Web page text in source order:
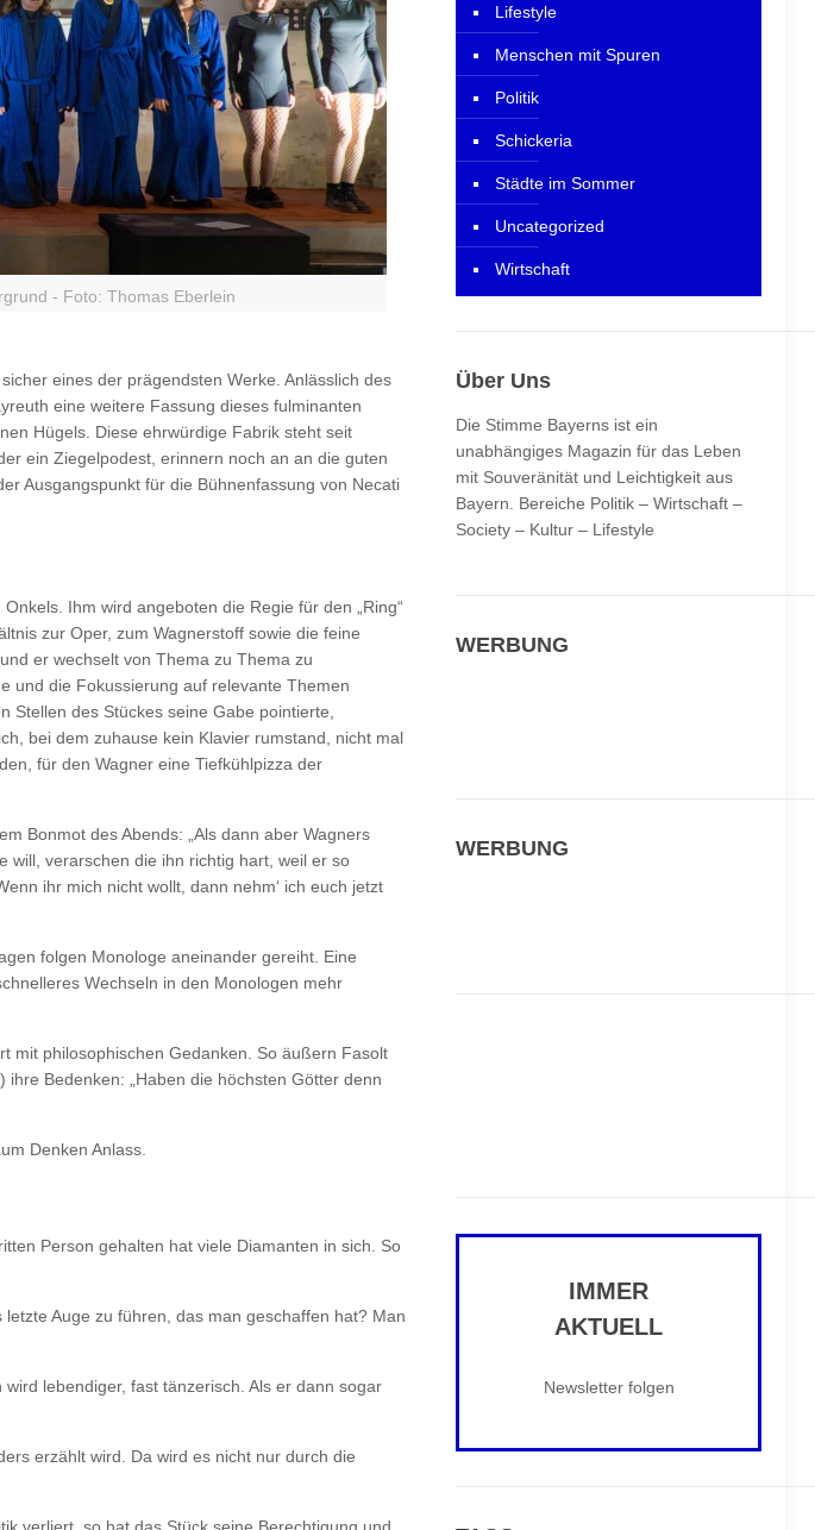
- Foto: Thomas Eberlein
eines der prägendsten Werke. Anlässlich des
eine weitere Fassung dieses fulminanten
Hügels. Diese ehrwürdige Fabrik steht seit
ein Ziegelpodest, erinnern noch an an die guten
Ausgangspunkt für die Bühnenfassung von Necati
Ihm wird angeboten die Regie für den „Ring“
zur Oper, zum Wagnerstoff sowie die feine
er wechselt von Thema zu Thema zu
und die Fokussierung auf relevante Themen
Stellen des Stückes seine Gabe pointierte,
bei dem zuhause kein Klavier rumstand, nicht mal
für den Wagner eine Tiefkühlpizza der
Bonmot des Abends: „Als dann aber Wagners
will, verarschen die ihn richtig hart, weil er so
ihr mich nicht wollt, dann nehm‘ ich euch jetzt
folgen Monologe aneinander gereiht. Eine
Wechseln in den Monologen mehr
mit philosophischen Gedanken. So äußern Fasolt
Bedenken: „Haben die höchsten Götter denn
Denken Anlass.
Person gehalten hat viele Diamanten in sich. So
Auge zu führen, das man geschaffen hat? Man
lebendiger, fast tänzerisch. Als er dann sogar
erzählt wird. Da wird es nicht nur durch die
Lifestyle
Menschen mit Spuren
Politik
Schickeria
Städte im Sommer
Uncategorized
Wirtschaft
Über Uns
Die Stimme Bayerns ist ein
unabhängiges Magazin für das Leben
mit Souveränität und Leichtigkeit aus
Bayern. Bereiche Politik – Wirtschaft –
Society – Kultur – Lifestyle
WERBUNG
WERBUNG
IMMER
AKTUELL
Newsletter folgen